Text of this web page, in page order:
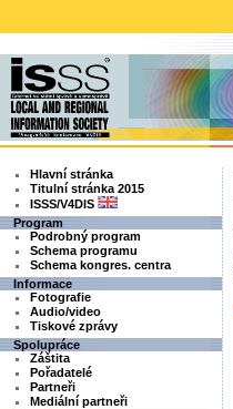
Hlavní stránka
Titulní stránka 2015
ISSS/V4DIS
Program
Podrobný program
Schema programu
Schema kongres. centra
Informace
Fotografie
Audio/video
Tiskové zprávy
Spolupráce
Záštita
Pořadatelé
Partneři
Mediální partneři